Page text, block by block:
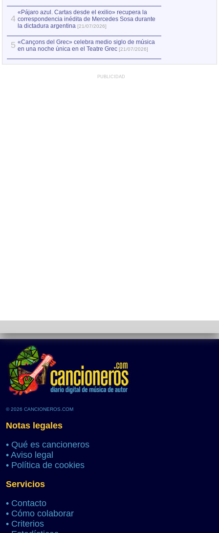
4
«Pájaro azul. Cartas desde el exilio» recupera la
correspondencia inédita de Mercedes Sosa durante
la dictadura argentina [21/07/2026]
5 «Cançons del Grec» celebra medio siglo de música
en una noche única en el Teatre Grec [21/07/2026]
PUBLICIDAD
© 2026 CANCIONEROS.COM
Notas legales
• Qué es cancioneros
• Aviso legal
• Política de cookies
Servicios
• Contacto
• Cómo colaborar
• Criterios